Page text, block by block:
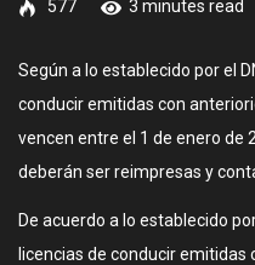
577 3 minutes read
Según a lo establecido por el
conducir emitidas con
vencen entre el 1 de enero de
deberán ser reimpresas y
De acuerdo a lo establecido
licencias de conducir